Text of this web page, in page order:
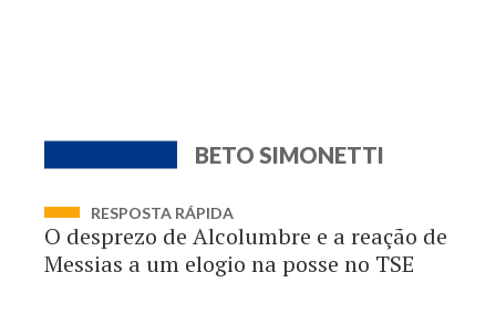
BETO SIMONETTI
RESPOSTA RÁPIDA
O desprezo de Alcolumbre e a reação de
Messias a um elogio na posse no TSE